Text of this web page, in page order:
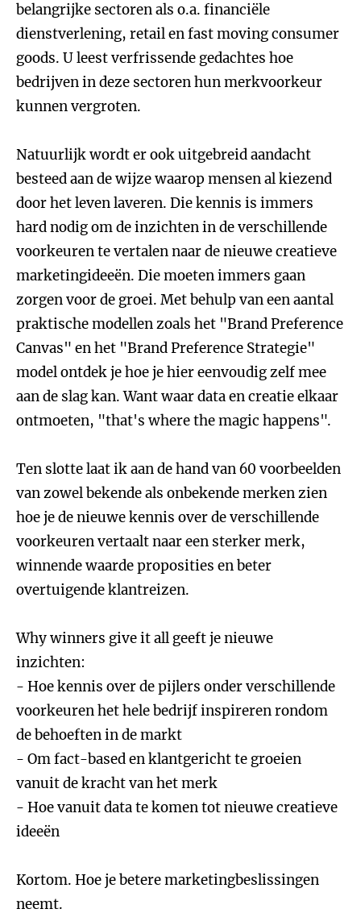
belangrijke sectoren als o.a. financiële
dienstverlening, retail en fast moving consumer
goods. U leest verfrissende gedachtes hoe
bedrijven in deze sectoren hun merkvoorkeur
kunnen vergroten.
Natuurlijk wordt er ook uitgebreid aandacht
besteed aan de wijze waarop mensen al kiezend
door het leven laveren. Die kennis is immers
hard nodig om de inzichten in de verschillende
voorkeuren te vertalen naar de nieuwe creatieve
marketingideeën. Die moeten immers gaan
zorgen voor de groei. Met behulp van een aantal
praktische modellen zoals het "Brand Preference
Canvas" en het "Brand Preference Strategie"
model ontdek je hoe je hier eenvoudig zelf mee
aan de slag kan. Want waar data en creatie elkaar
ontmoeten, "that's where the magic happens".
Ten slotte laat ik aan de hand van 60 voorbeelden
van zowel bekende als onbekende merken zien
hoe je de nieuwe kennis over de verschillende
voorkeuren vertaalt naar een sterker merk,
winnende waarde proposities en beter
overtuigende klantreizen.
Why winners give it all geeft je nieuwe
inzichten:
- Hoe kennis over de pijlers onder verschillende
voorkeuren het hele bedrijf inspireren rondom
de behoeften in de markt
- Om fact-based en klantgericht te groeien
vanuit de kracht van het merk
- Hoe vanuit data te komen tot nieuwe creatieve
ideeën
Kortom. Hoe je betere marketingbeslissingen
neemt.